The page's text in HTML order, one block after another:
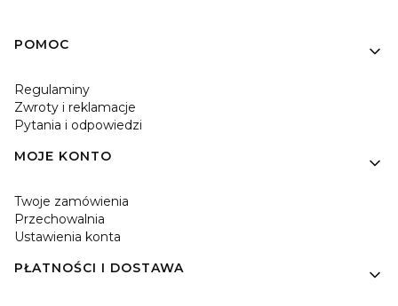
Linki w stopce
POMOC
Regulaminy
Zwroty i reklamacje
Pytania i odpowiedzi
MOJE KONTO
Twoje zamówienia
Przechowalnia
Ustawienia konta
PŁATNOŚCI I DOSTAWA